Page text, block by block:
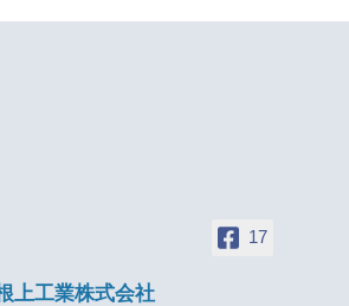
17
上工業株式会社